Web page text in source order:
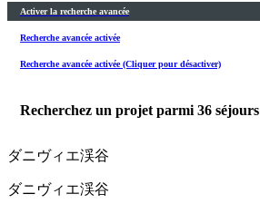
Activer la recherche avancée
Recherche avancée activée
Recherche avancée activée (Cliquer pour désactiver)
Recherchez un projet parmi 36 séjours
ダニヴィエ渓谷
ダニヴィエ渓谷